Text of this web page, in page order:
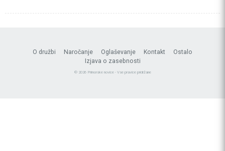
O družbi Naročanje Oglaševanje Kontakt
Ostalo
Izjava o zasebnosti
© 2026 Primorske novice - Vse pravice pridržane